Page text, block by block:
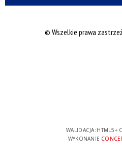
© Wszelkie prawa
WALIDACJA: HTML5+
WYKONANIE